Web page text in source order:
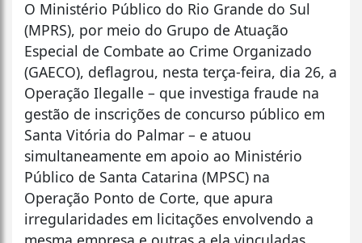
O Ministério Público do Rio Grande do Sul
(MPRS), por meio do Grupo de Atuação
Especial de Combate ao Crime Organizado
(GAECO), deflagrou, nesta terça-feira, dia 26, a
Operação Ilegalle – que investiga fraude na
gestão de inscrições de concurso público em
Santa Vitória do Palmar – e atuou
simultaneamente em apoio ao Ministério
Público de Santa Catarina (MPSC) na
Operação Ponto de Corte, que apura
irregularidades em licitações envolvendo a